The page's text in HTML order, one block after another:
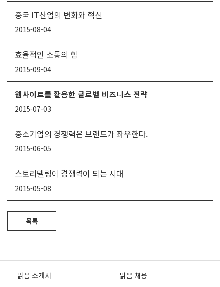
중국 IT산업의 변화와 혁신
2015-08-04
효율적인 소통의 힘
2015-09-04
웹사이트를 활용한 글로벌 비즈니스 전략
2015-07-03
중소기업의 경쟁력은 브랜드가 좌우한다.
2015-06-05
스토리텔링이 경쟁력이 되는 시대
2015-05-08
목록
맑음 소개서 맑음 채용